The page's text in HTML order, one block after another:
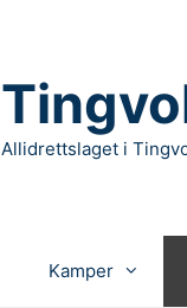
Allidrettslaget i
Kamper